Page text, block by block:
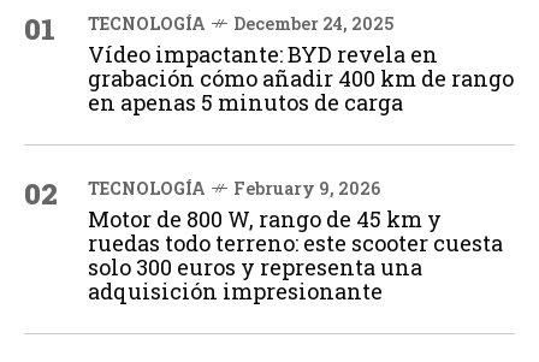
01 TECNOLOGÍA December 24, 2025
Vídeo impactante: BYD revela en
grabación cómo añadir 400 km de rango
en apenas 5 minutos de carga
02 TECNOLOGÍA February 9, 2026
Motor de 800 W, rango de 45 km y
ruedas todo terreno: este scooter cuesta
solo 300 euros y representa una
adquisición impresionante